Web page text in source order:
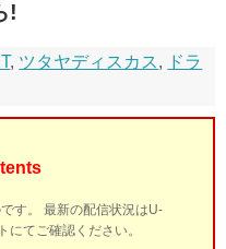
!
, ツタヤディスカス, ドラ
す。 最新の配信状況はU-
にてご確認ください。